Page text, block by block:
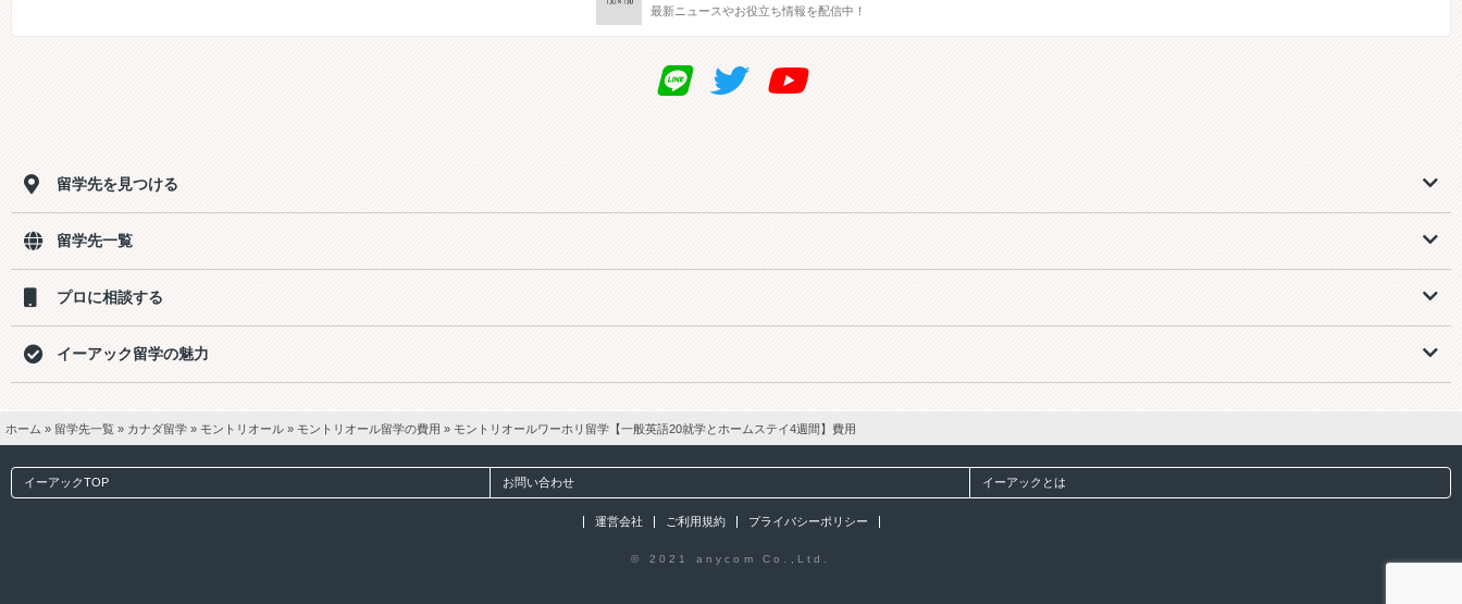
最新ニュースやお役立ち情報を配信中！
留学先を見つける
留学先一覧
プロに相談する
イーアック留学の魅力
ホーム » 留学先一覧 » カナダ留学 » モントリオール » モントリオール留学の費用 » モントリオールワーホリ留学【一般英語20就学とホームステイ4週間】費用
イーアックTOP お問い合わせ イーアックとは
運営会社 ご利用規約 プライバシーポリシー
© 2021 anycom Co.,Ltd.